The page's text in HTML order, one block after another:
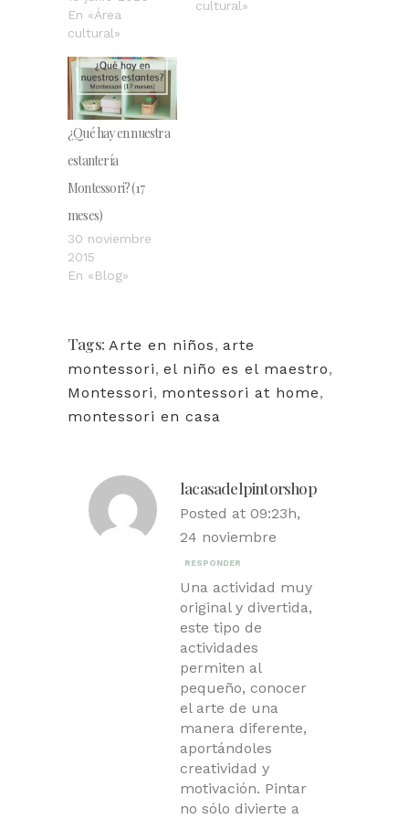
En «Área
cultural»
cultural»
¿Qué hay en nuestra
estantería
Montessori? (17
meses)
30 noviembre
2015
En «Blog»
Tags: Arte en niños, arte
montessori, el niño es el maestro,
Montessori, montessori at home,
montessori en casa
lacasadelpintorshop
Posted at 09:23h,
24 noviembre
RESPONDER
Una actividad muy
original y divertida,
este tipo de
actividades
permiten al
pequeño, conocer
el arte de una
manera diferente,
aportándoles
creatividad y
motivación. Pintar
no sólo divierte a